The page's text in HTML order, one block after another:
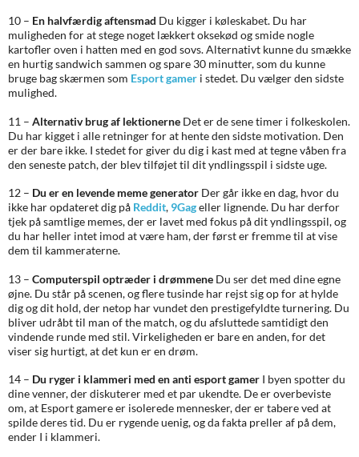
10 – En halvfærdig aftensmad Du kigger i køleskabet. Du har
muligheden for at stege noget lækkert oksekød og smide nogle
kartofler oven i hatten med en god sovs. Alternativt kunne du smække
en hurtig sandwich sammen og spare 30 minutter, som du kunne
bruge bag skærmen som Esport gamer i stedet. Du vælger den sidste
mulighed.
11 – Alternativ brug af lektionerne Det er de sene timer i folkeskolen.
Du har kigget i alle retninger for at hente den sidste motivation. Den
er der bare ikke. I stedet for giver du dig i kast med at tegne våben fra
den seneste patch, der blev tilføjet til dit yndlingsspil i sidste uge.
12 – Du er en levende meme generator Der går ikke en dag, hvor du
ikke har opdateret dig på Reddit, 9Gageller lignende. Du har derfor
tjek på samtlige memes, der er lavet med fokus på dit yndlingsspil, og
du har heller intet imod at være ham, der først er fremme til at vise
dem til kammeraterne.
13 – Computerspil optræder i drømmene Du ser det med dine egne
øjne. Du står på scenen, og flere tusinde har rejst sig op for at hylde
dig og dit hold, der netop har vundet den prestigefyldte turnering. Du
bliver udråbt til man of the match, og du afsluttede samtidigt den
vindende runde med stil. Virkeligheden er bare en anden, for det
viser sig hurtigt, at det kun er en drøm.
14 – Du ryger i klammeri med en anti esport gamer I byen spotter du
dine venner, der diskuterer med et par ukendte. De er overbeviste
om, at Esport gamere er isolerede mennesker, der er tabere ved at
spilde deres tid. Du er rygende uenig, og da fakta preller af på dem,
ender I i klammeri.